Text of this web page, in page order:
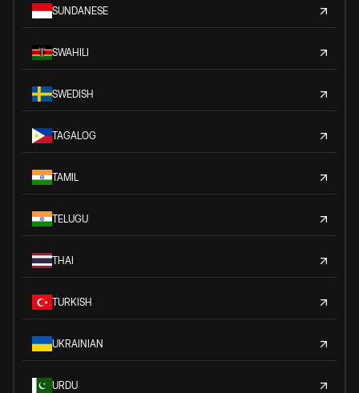
SUNDANESE
SWAHILI
SWEDISH
TAGALOG
TAMIL
TELUGU
THAI
TURKISH
UKRAINIAN
URDU